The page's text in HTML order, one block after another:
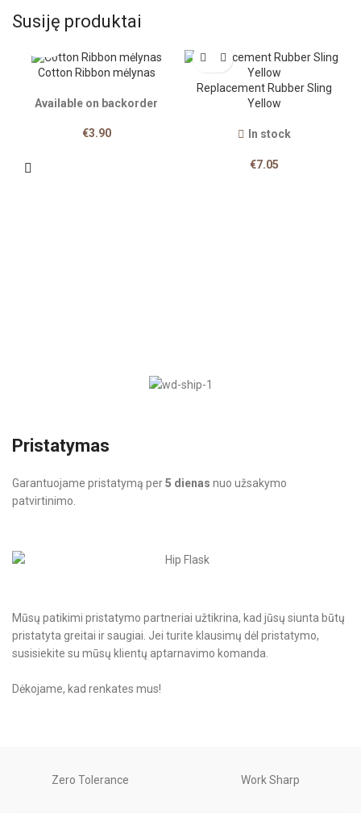
Susiję produktai
Cotton Ribbon mėlynas
Available on backorder
€3.90
Replacement Rubber Sling
Yellow
In stock
€7.05
Pristatymas
Garantuojame pristatymą per5 dienas nuo užsakymo
patvirtinimo.
Mūsų patikimi pristatymo partneriai užtikrina, kad jūsų siunta būtų
pristatyta greitai ir saugiai. Jei turite klausimų dėl pristatymo,
susisiekite su mūsų klientų aptarnavimo komanda.
Dėkojame, kad renkates mus!
Zero Tolerance Work Sharp